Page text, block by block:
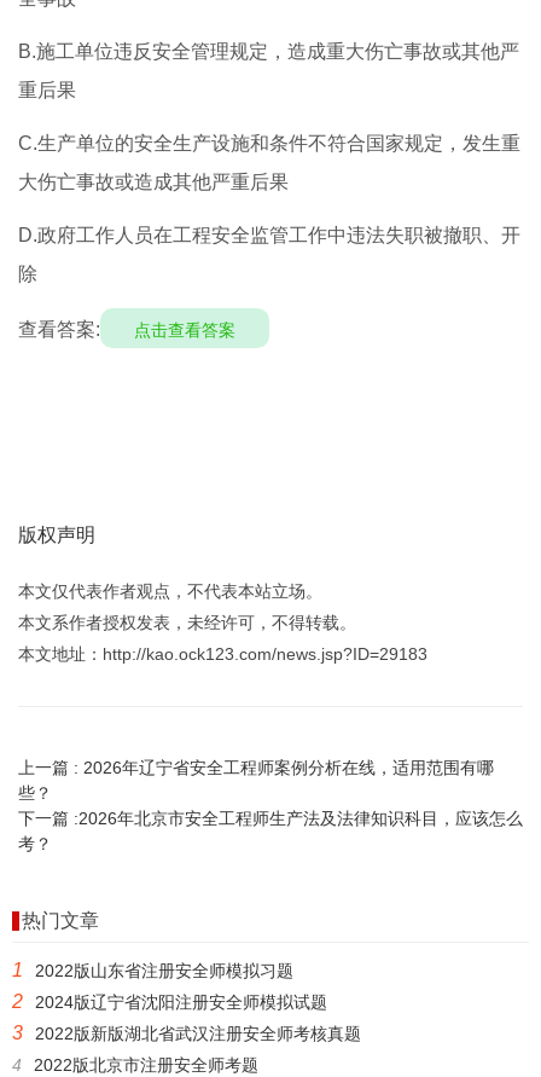
B.施工单位违反安全管理规定，造成重大伤亡事故或其他严
重后果
C.生产单位的安全生产设施和条件不符合国家规定，发生重
大伤亡事故或造成其他严重后果
D.政府工作人员在工程安全监管工作中违法失职被撤职、开
除
查看答案: 点击查看答案
版权声明
本文仅代表作者观点，不代表本站立场。
本文系作者授权发表，未经许可，不得转载。
本文地址：http://kao.ock123.com/news.jsp?ID=29183
上一篇 : 2026年辽宁省安全工程师案例分析在线，适用范围有哪
些？
下一篇 :2026年北京市安全工程师生产法及法律知识科目，应该怎么
考？
热门文章
1 2022版山东省注册安全师模拟习题
2 2024版辽宁省沈阳注册安全师模拟试题
3
2022版新版湖北省武汉注册安全师考核真题
4
2022版北京市注册安全师考题